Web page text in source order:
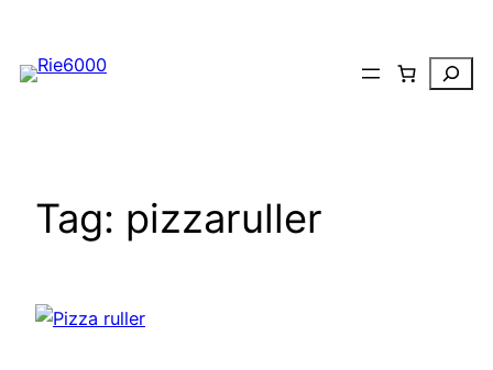
indhold
Search
Tag: pizzaruller